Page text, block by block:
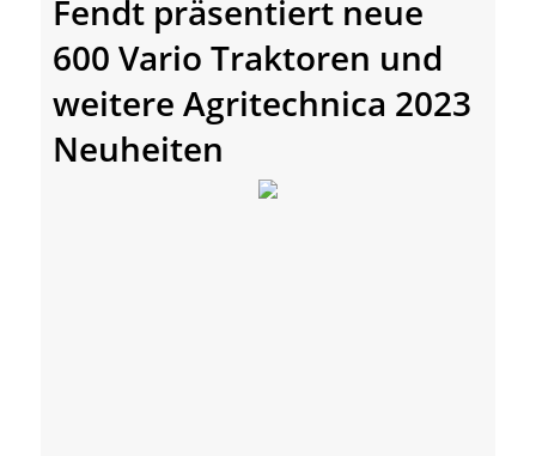
Fendt präsentiert neue
600 Vario Traktoren und
weitere Agritechnica 2023
Neuheiten